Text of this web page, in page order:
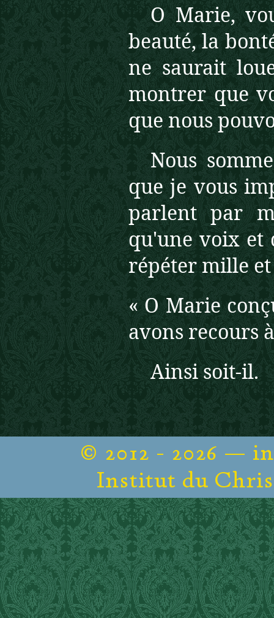
O Marie,
beauté, la
ne saurait
montrer que
que nous
Nous
que je vous
parlent par
qu'une voix et
répéter mille
« O Marie
avons recours
Ainsi soit-il.
© 2012 - 2026 —
Institut du